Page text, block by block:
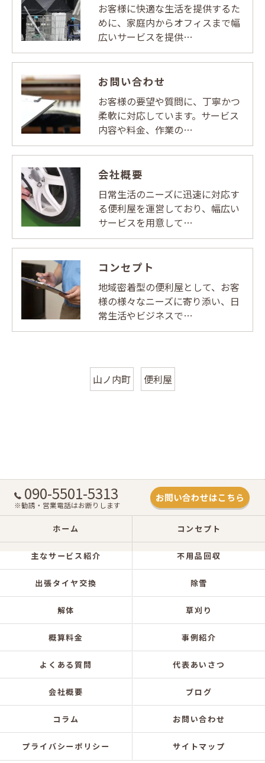
お客様に快適な生活を提供するた
めに、家庭内からオフィスまで幅
広いサービスを提供…
お問い合わせ
お客様の要望や質問に、丁寧かつ
柔軟に対応しています。サービス
内容や料金、作業の…
会社概要
日常生活のニーズに迅速に対応す
る便利屋を運営しており、幅広い
サービスを用意して…
コンセプト
地域密着型の便利屋として、お客
様の様々なニーズに寄り添い、日
常生活やビジネスで…
山ノ内町 便利屋
090-5501-5313
※勧誘・営業電話はお断りします
お問い合わせはこちら
ホーム コンセプト
主なサービス紹介 不用品回収
出張タイヤ交換 除雪
解体 草刈り
概算料金 事例紹介
よくある質問 代表あいさつ
会社概要 ブログ
コラム お問い合わせ
プライバシーポリシー サイトマップ